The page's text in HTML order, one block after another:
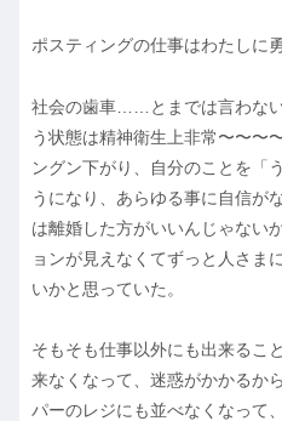
ポスティングの仕事はわたしに
社会の歯車……とまでは言わな
う状態は精神衛生上非常〜〜〜
ングン下がり、自分のことを「
うになり、あらゆる事に自信が
は離婚した方がいいんじゃない
ョンが見えなくてずっと人さま
いかと思っていた。
そもそも仕事以外にも出来るこ
来なくなって、迷惑がかかるか
パーのレジにも並べなくなって